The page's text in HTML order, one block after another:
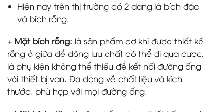
Hiện nay trên thị trường có 2 dạng là bích đặc
và bích rỗng.
+ Mặt bích rỗng: là sản phẩm cơ khí được thiết kế
rỗng ở giữa để dòng lưu chất có thể đi qua được,
là phụ kiện không thể thiếu để kết nối đường ống
với thiết bị van. Đa dạng về chất liệu và kích
thước, phù hợp với mọi đường ống.